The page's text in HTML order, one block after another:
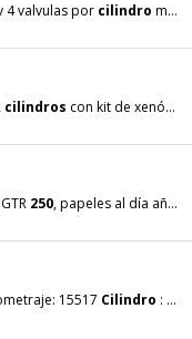
4 valvulas por cilindro muy potente año 2016 con 14000 km aprox
cilindros con kit de xenón nuevo, topes de caida y escape akrapovic
GTR 250, papeles al día año 2017, homologada, motor en V doble
15517 Cilindro : 250